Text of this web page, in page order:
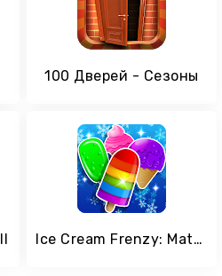
100 Дверей - Сезоны
Ice Cream Frenzy: Match 3 Game